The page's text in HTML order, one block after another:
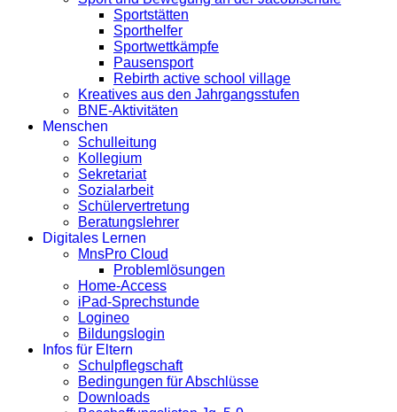
Sportstätten
Sporthelfer
Sportwettkämpfe
Pausensport
Rebirth active school village
Kreatives aus den Jahrgangsstufen
BNE-Aktivitäten
Menschen
Schulleitung
Kollegium
Sekretariat
Sozialarbeit
Schülervertretung
Beratungslehrer
Digitales Lernen
MnsPro Cloud
Problemlösungen
Home-Access
iPad-Sprechstunde
Logineo
Bildungslogin
Infos für Eltern
Schulpflegschaft
Bedingungen für Abschlüsse
Downloads